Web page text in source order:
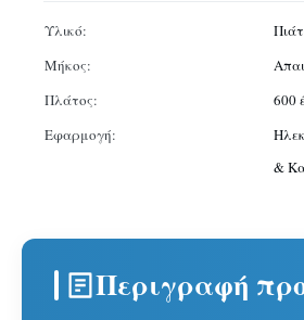
Υλικό:
Μήκος:
Πλάτος:
600
Εφαρμογή:
&
Περιγραφή